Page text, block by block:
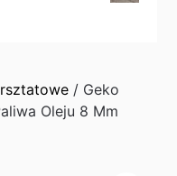
/ Geko
Oleju 8 Mm